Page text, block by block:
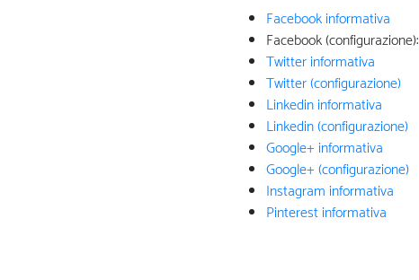
Facebook informativa
Facebook (configurazione):
Twitter informativa
Twitter (configurazione)
Linkedin informativa
Linkedin (configurazione)
Google+ informativa
Google+ (configurazione)
Instagram informativa
Pinterest informativa